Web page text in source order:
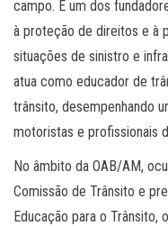
campo. É um dos
à proteção de direitos e à
situações de sinistro e
atua como educador de
trânsito, desempenhando
motoristas e profissionais
No âmbito da OAB/AM,
Comissão de Trânsito e
Educação para o Trânsito,